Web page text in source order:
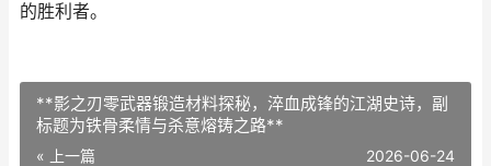
的胜利者。
**影之刃零武器锻造材料探秘，淬血成锋的江湖史诗，副
标题为铁骨柔情与杀意熔铸之路**
« 上一篇 2026-06-24